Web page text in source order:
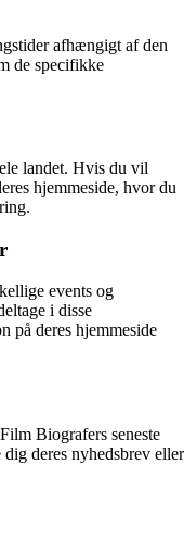
afhængigt af den
de specifikke
landet. Hvis du vil
hjemmeside, hvor du
events og
i disse
på deres hjemmeside
Biografers seneste
deres nyhedsbrev eller